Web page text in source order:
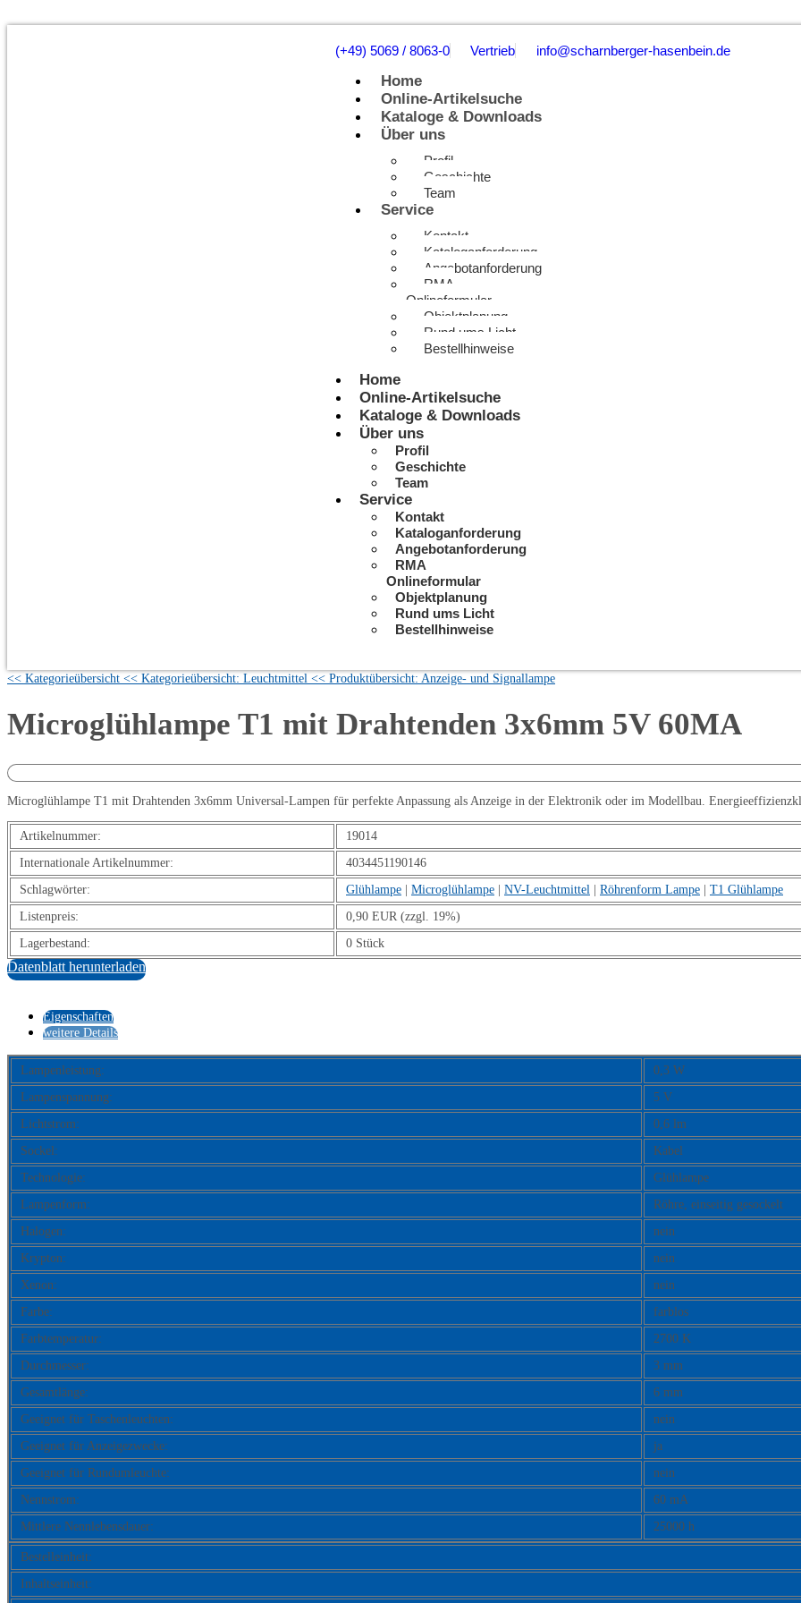
(+49) 5069 / 8063-0 Vertrieb info@scharnberger-hasenbein.de
Home
Online-Artikelsuche
Kataloge & Downloads
Über uns
Profil
Geschichte
Team
Service
Kontakt
Kataloganforderung
Angebotanforderung
RMA
Onlineformular
Objektplanung
Rund ums Licht
Bestellhinweise
Home
Online-Artikelsuche
Kataloge & Downloads
Über uns
Profil
Geschichte
Team
Service
Kontakt
Kataloganforderung
Angebotanforderung
RMA
Onlineformular
Objektplanung
Rund ums Licht
Bestellhinweise
<< Kategorieübersicht << Kategorieübersicht: Leuchtmittel << Produktübersicht: Anzeige- und Signallampe
Microglühlampe T1 mit Drahtenden 3x6mm 5V 60MA
Microglühlampe T1 mit Drahtenden 3x6mm Universal-Lampen für perfekte Anpassung als Anzeige in der Elektronik oder im Modellbau.
Artikelnummer:
19014
Internationale Artikelnummer:
4034451190146
Schlagwörter:
Glühlampe Microglühlampe NV-Leuchtmittel Röhrenform Lampe
T1 Glühlampe
Listenpreis:
0,90 EUR (zzgl. 19%)
Lagerbestand:
0 Stück
Datenblatt herunterladen
Eigenschaften
weitere Details
Lampenleistung:
0,3 W
Lampenspannung:
5 V
Lichtstrom:
0,6 lm
Sockel:
Kabel
Technologie:
Glühlampe
Lampenform:
Röhre, einseitig gesockelt
Halogen:
nein
Krypton:
nein
Xenon:
nein
Farbe:
farblos
Farbtemperatur:
2700 K
Durchmesser:
3 mm
Gesamtlänge:
6 mm
Geeignet für Taschenleuchten:
nein
Geeignet für Anzeigezwecke:
ja
Geeignet für Rundumleuchte:
nein
Nennstrom:
60 mA
Mittlere Nennlebensdauer:
25000 h
Bestelleinheit:
Inhaltseinheit: